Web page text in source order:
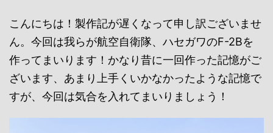
こんにちは！製作記が遅くなって申し訳ございませ
ん。今回は我らが航空自衛隊、ハセガワのF-2Bを
作ってまいります！かなり昔に一回作った記憶がご
ざいます、あまり上手くいかなかったような記憶で
すが、今回は気合を入れてまいりましょう！